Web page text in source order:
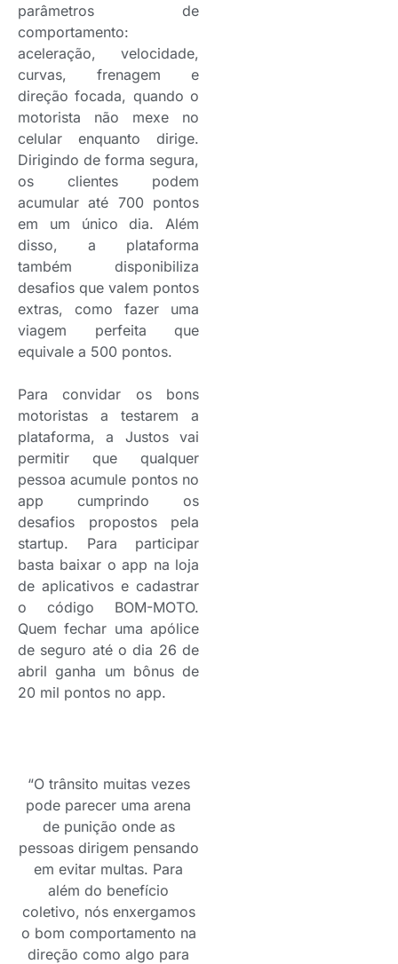
parâmetros de
comportamento:
aceleração, velocidade,
curvas, frenagem e
direção focada, quando o
motorista não mexe no
celular enquanto dirige.
Dirigindo de forma segura,
os clientes podem
acumular até 700 pontos
em um único dia. Além
disso, a plataforma
também disponibiliza
desafios que valem pontos
extras, como fazer uma
viagem perfeita que
equivale a 500 pontos.
Para convidar os bons
motoristas a testarem a
plataforma, a Justos vai
permitir que qualquer
pessoa acumule pontos no
app cumprindo os
desafios propostos pela
startup. Para participar
basta baixar o app na loja
de aplicativos e cadastrar
o código BOM-MOTO.
Quem fechar uma apólice
de seguro até o dia 26 de
abril ganha um bônus de
20 mil pontos no app.
“O trânsito muitas vezes
pode parecer uma arena
de punição onde as
pessoas dirigem pensando
em evitar multas. Para
além do benefício
coletivo, nós enxergamos
o bom comportamento na
direção como algo para